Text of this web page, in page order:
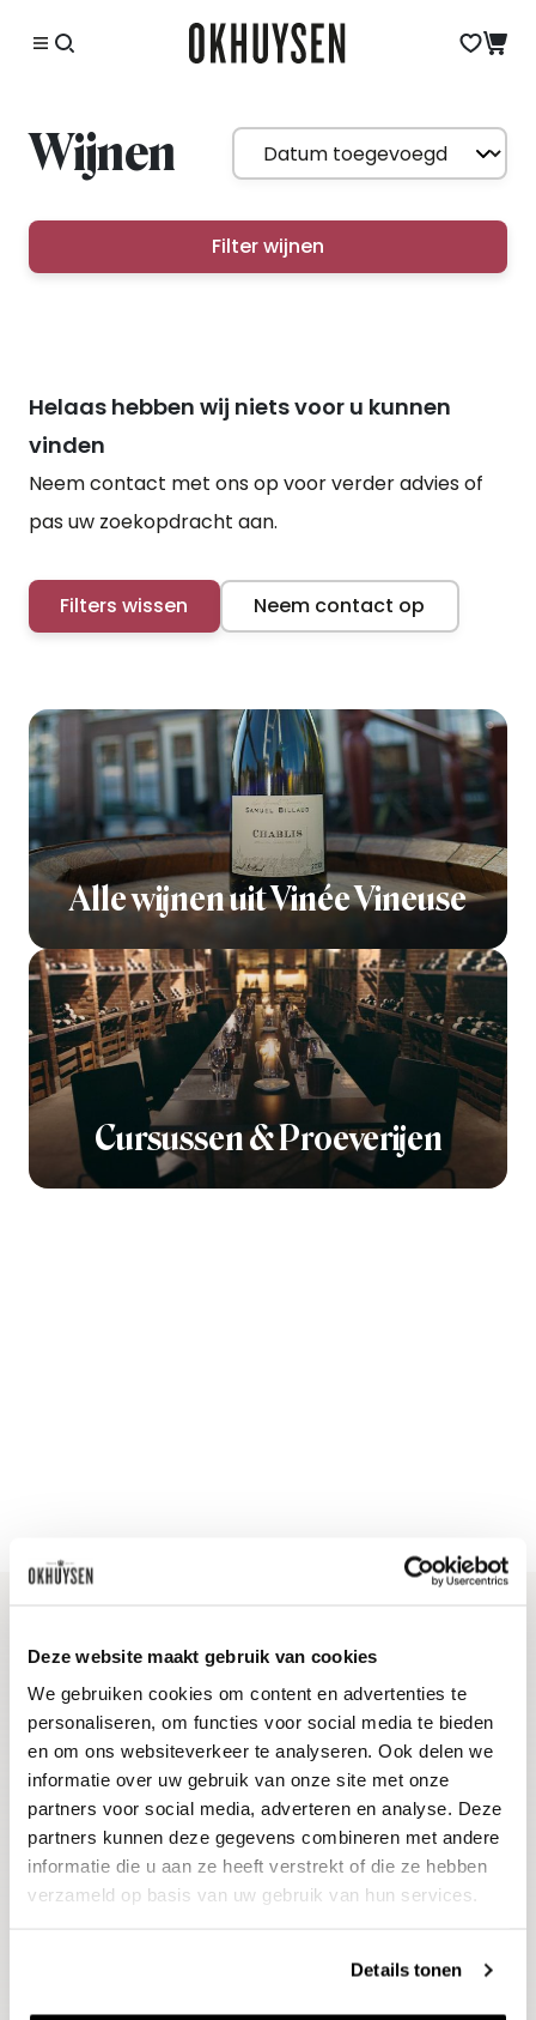
Deze website maakt gebruik van cookies
We gebruiken cookies om content en advertenties te
personaliseren, om functies voor social media te bieden
en om ons websiteverkeer te analyseren. Ook delen we
informatie over uw gebruik van onze site met onze
partners voor social media, adverteren en analyse. Deze
partners kunnen deze gegevens combineren met andere
informatie die u aan ze heeft verstrekt of die ze hebben
verzameld op basis van uw gebruik van hun services.
Details tonen
Wijnen
Filter wijnen
Helaas hebben wij niets voor u kunnen
vinden
Neem contact met ons op voor verder advies of
pas uw zoekopdracht aan.
Filters wissen Neem contact op
Alle wijnen uit Vinée Vineuse
Cursussen & Proeverijen
Blijf op de hoogte
Ontvang het laatste wijnnieuws, proeverijen en
evenementen
E-mailadres
Aanmelden